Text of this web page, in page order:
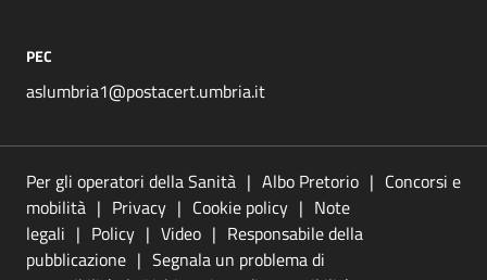
PEC
aslumbria1@postacert.umbria.it
Per gli operatori della Sanità Albo Pretorio
Concorsi e
mobilità
Privacy Cookie policy
Note
legali
Policy Video
Responsabile della
pubblicazione
Segnala un problema di